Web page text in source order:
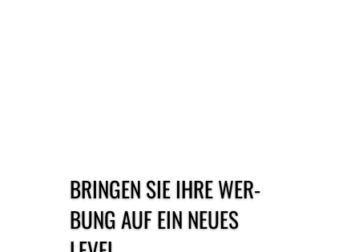
BRINGEN SIE IHRE WER­
BUNG AUF EIN NEUES